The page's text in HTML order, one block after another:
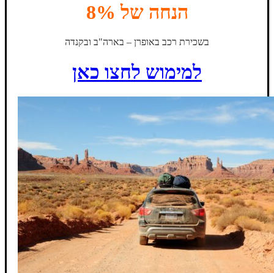
הנחה של 8%
בשכירת רכב באופרן – בארה"ב ובקנדה
למימוש לחצו כאן